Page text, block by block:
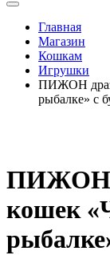
Главная
Магазин
Кошкам
Игрушки
ПИЖОН
рыбалке» с
ПИЖОН
кошек